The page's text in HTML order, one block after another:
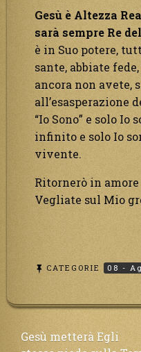
Gesù è Altezza
sarà sempre Re
è in Suo potere,
sante, abbiate
ancora non avete,
all’esasperazione
“Io Sono” e solo Io
infinito e solo Io
vivente.
Ritornerò in
Vegliate sul Mio
CATEGORIE 08 -
Navigazione
Gesù metterà Egli